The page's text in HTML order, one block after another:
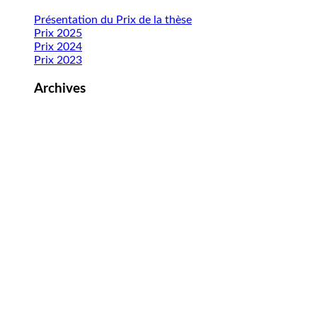
Présentation du Prix de la thèse
Prix 2025
Prix 2024
Prix 2023
Archives